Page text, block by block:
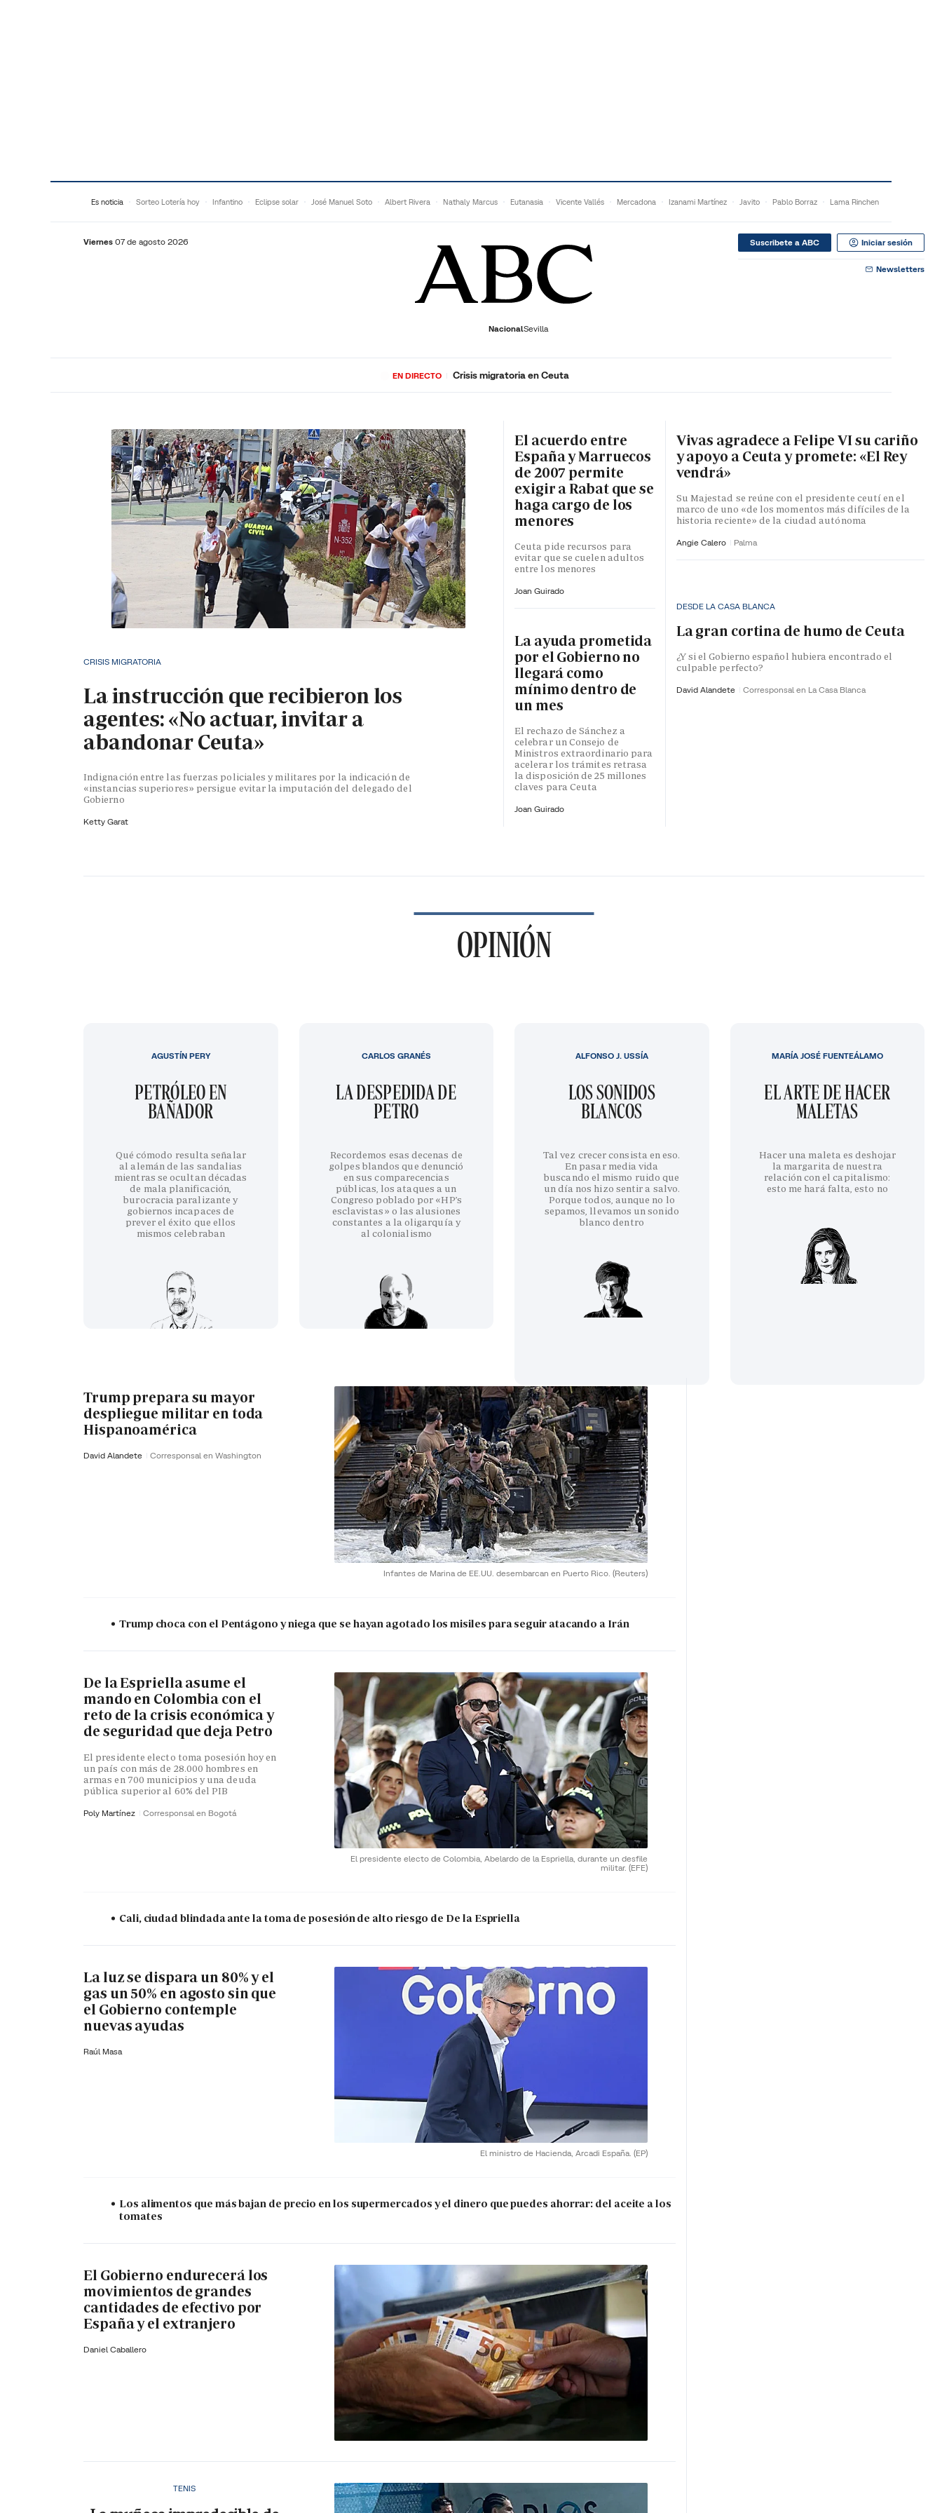
Es noticia Sorteo Lotería hoy Infantino Eclipse solar José Manuel Soto Albert Rivera Nathaly Marcus Eutanasia Vicente Vallés Mercadona Izanami Martínez Javito Pablo Borraz Lama Rinchen
Viernes 07 de agosto 2026
NacionalSevilla
Suscribete a ABC Iniciar sesión
Newsletters
ECONOMÍADEPORTES SOCIEDADCULTURAGENTEPLAY
EN DIRECTO Crisis migratoria en Ceuta
CRISIS MIGRATORIA
La instrucción que recibieron los
agentes: «No actuar, invitar a
abandonar Ceuta»
Indignación entre las fuerzas policiales y militares por la indicación de
«instancias superiores» persigue evitar la imputación del delegado del
Gobierno
Ketty Garat
El acuerdo entre
España y Marruecos
de 2007 permite
exigir a Rabat que se
haga cargo de los
menores
Ceuta pide recursos para
evitar que se cuelen adultos
entre los menores
Joan Guirado
La ayuda prometida
por el Gobierno no
llegará como
mínimo dentro de
un mes
El rechazo de Sánchez a
celebrar un Consejo de
Ministros extraordinario para
acelerar los trámites retrasa
la disposición de 25 millones
claves para Ceuta
Joan Guirado
Vivas agradece a Felipe VI su cariño
y apoyo a Ceuta y promete: «El Rey
vendrá»
Su Majestad se reúne con el presidente ceutí en el
marco de uno «de los momentos más difíciles de la
historia reciente» de la ciudad autónoma
Angie Calero Palma
DESDE LA CASA BLANCA
La gran cortina de humo de Ceuta
¿Y si el Gobierno español hubiera encontrado el
culpable perfecto?
David Alandete Corresponsal en La Casa Blanca
OPINIÓN
PETRÓLEO EN
BAÑADOR
Qué cómodo resulta señalar
al alemán de las sandalias
mientras se ocultan décadas
de mala planificación,
burocracia paralizante y
gobiernos incapaces de
prever el éxito que ellos
mismos celebraban
AGUSTÍN PERY
LA DESPEDIDA DE
PETRO
Recordemos esas decenas de
golpes blandos que denunció
en sus comparecencias
públicas, los ataques a un
Congreso poblado por «HP’s
esclavistas» o las alusiones
constantes a la oligarquía y
al colonialismo
CARLOS GRANÉS
LOS SONIDOS
BLANCOS
Tal vez crecer consista en eso.
En pasar media vida
buscando el mismo ruido que
un día nos hizo sentir a salvo.
Porque todos, aunque no lo
sepamos, llevamos un sonido
blanco dentro
ALFONSO J. USSÍA
EL ARTE DE HACER
MALETAS
Hacer una maleta es deshojar
la margarita de nuestra
relación con el capitalismo:
esto me hará falta, esto no
MARÍA JOSÉ FUENTEÁLAMO
Infantes de Marina de EE.UU. desembarcan en Puerto Rico. (Reuters)
Trump prepara su mayor
despliegue militar en toda
Hispanoamérica
David Alandete Corresponsal en Washington
Trump choca con el Pentágono y niega que se hayan agotado los misiles para seguir atacando a Irán
El presidente electo de Colombia, Abelardo de la Espriella, durante un desfile
militar. (EFE)
De la Espriella asume el
mando en Colombia con el
reto de la crisis económica y
de seguridad que deja Petro
El presidente electo toma posesión hoy en
un país con más de 28.000 hombres en
armas en 700 municipios y una deuda
pública superior al 60% del PIB
Poly Martínez Corresponsal en Bogotá
Cali, ciudad blindada ante la toma de posesión de alto riesgo de De la Espriella
El ministro de Hacienda, Arcadi España. (EP)
La luz se dispara un 80% y el
gas un 50% en agosto sin que
el Gobierno contemple
nuevas ayudas
Raúl Masa
Los alimentos que más bajan de precio en los supermercados y el dinero que puedes ahorrar: del aceite a los
tomates
El Gobierno endurecerá los
movimientos de grandes
cantidades de efectivo por
España y el extranjero
Daniel Caballero
TENIS